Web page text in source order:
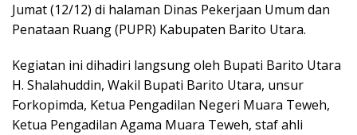
Jumat (12/12) di halaman Dinas Pekerjaan Umum dan
Penataan Ruang (PUPR) Kabupaten Barito Utara.
Kegiatan ini dihadiri langsung oleh Bupati Barito Utara
H. Shalahuddin, Wakil Bupati Barito Utara, unsur
Forkopimda, Ketua Pengadilan Negeri Muara Teweh,
Ketua Pengadilan Agama Muara Teweh, staf ahli